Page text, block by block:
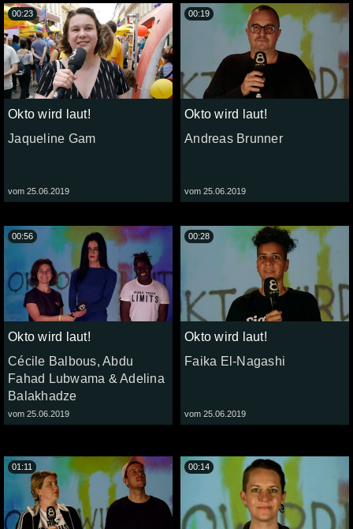
Okto wird laut!
Jaqueline Gam
vom 25.06.2019
00:23
Okto wird laut!
Andreas Brunner
vom 25.06.2019
00:19
Okto wird laut!
Cécile Balbous, Abdu
Fahad Lubwama & Adelina
Balakhadze
vom 25.06.2019
00:56
Okto wird laut!
Faika El-Nagashi
vom 25.06.2019
00:28
01:11 00:14